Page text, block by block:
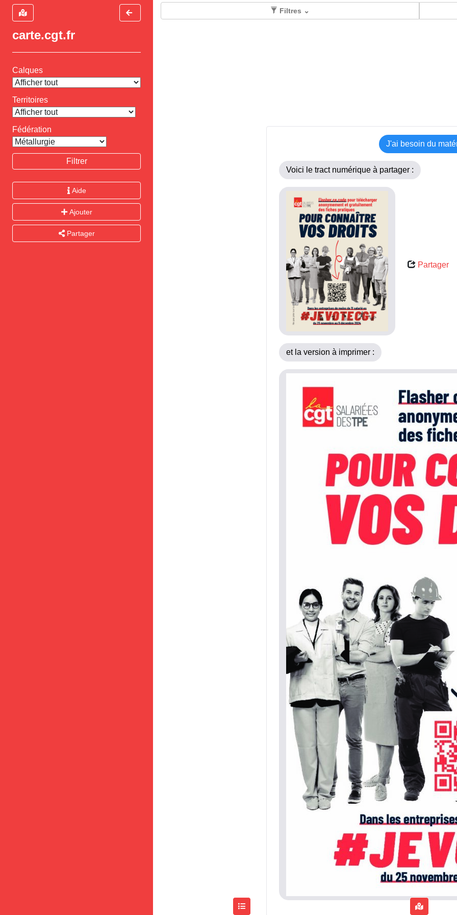
carte.cgt.fr
Calques
Territoires
Fédération
Filtrer
Aide
Ajouter
Partager
Filtres ⌄
J'ai besoin du
Voici le tract numérique à partager :
Partager
et la version à imprimer :